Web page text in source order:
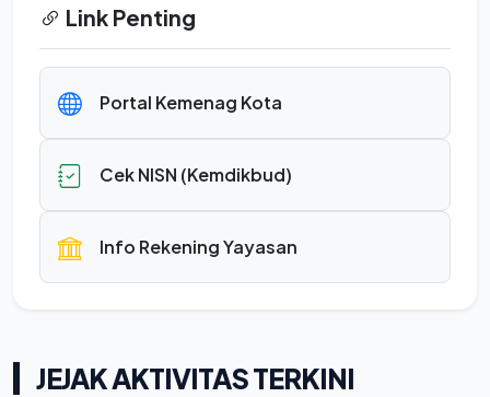
Link Penting
Portal Kemenag Kota
Cek NISN (Kemdikbud)
Info Rekening Yayasan
JEJAK AKTIVITAS TERKINI